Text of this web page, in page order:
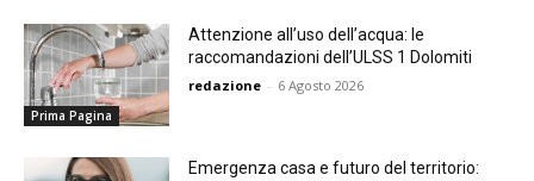
Prima Pagina
Attenzione all’uso dell’acqua: le
raccomandazioni dell’ULSS 1 Dolomiti
redazione - 6 Agosto 2026
Emergenza casa e futuro del territorio: